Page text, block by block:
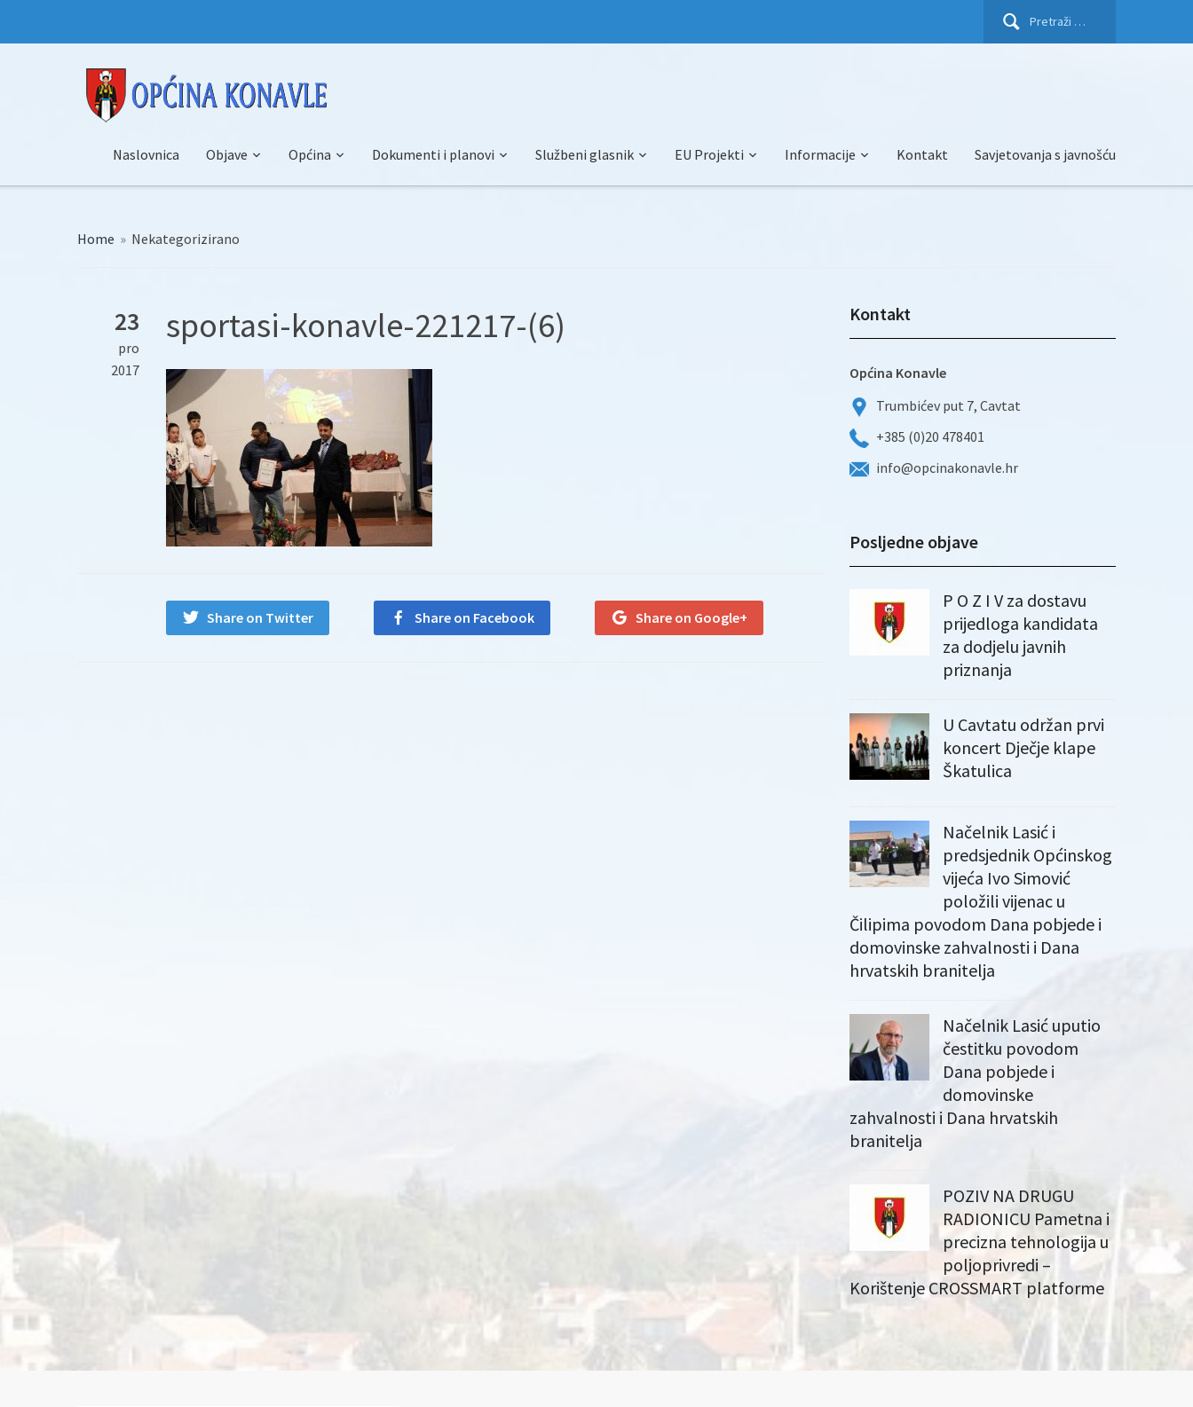
Pretraži:
Naslovnica Objave Općina Dokumenti i planovi Službeni glasnik EU Projekti Informacije Kontakt Savjetovanja s javnošću
Home » Nekategorizirano
23
pro
2017
sportasi-konavle-221217-(6)
Share on Twitter Share on Facebook Share on Google+
Kontakt
Općina Konavle
Trumbićev put 7, Cavtat
+385 (0)20 478401
info@opcinakonavle.hr
Posljedne objave
P O Z I V za dostavu
prijedloga kandidata
za dodjelu javnih
priznanja
U Cavtatu održan prvi
koncert Dječje klape
Škatulica
Načelnik Lasić i
predsjednik Općinskog
vijeća Ivo Simović
položili vijenac u
Čilipima povodom Dana pobjede i
domovinske zahvalnosti i Dana
hrvatskih branitelja
Načelnik Lasić uputio
čestitku povodom
Dana pobjede i
domovinske
zahvalnosti i Dana hrvatskih
branitelja
POZIV NA DRUGU
RADIONICU Pametna i
precizna tehnologija u
poljoprivredi –
Korištenje CROSSMART platforme